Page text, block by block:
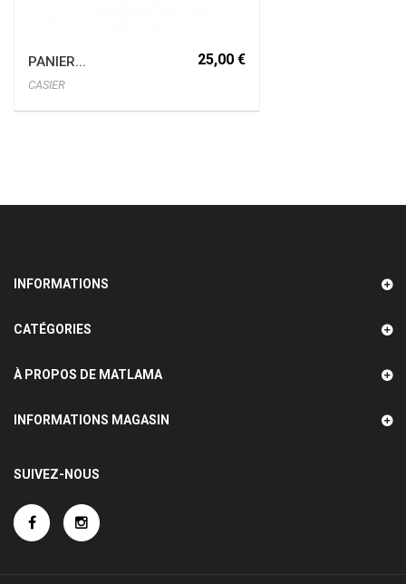
PANIER...
CASIER
25,00 €
INFORMATIONS
CATÉGORIES
À PROPOS DE MATLAMA
INFORMATIONS MAGASIN
SUIVEZ-NOUS